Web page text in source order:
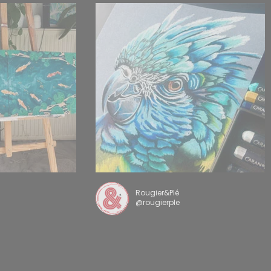
Rougier&Plé
@rougierple